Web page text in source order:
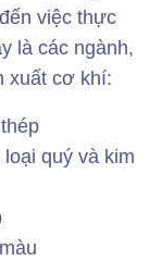
việc thực
là các ngành,
xuất cơ khí:
quý và kim